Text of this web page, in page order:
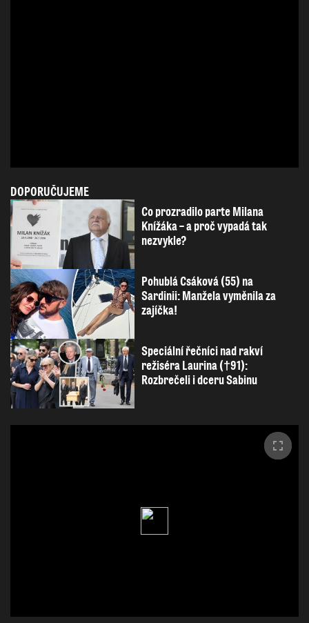
DOPORUČUJEME
Co prozradilo parte Milana
Knížáka – a proč vypadá tak
nezvykle?
Pohublá Csáková (55) na
Sardinii: Manžela vyměnila za
zajíčka!
Speciální řečníci nad rakví
režiséra Laurina (†91):
Rozbrečeli i dceru Sabinu